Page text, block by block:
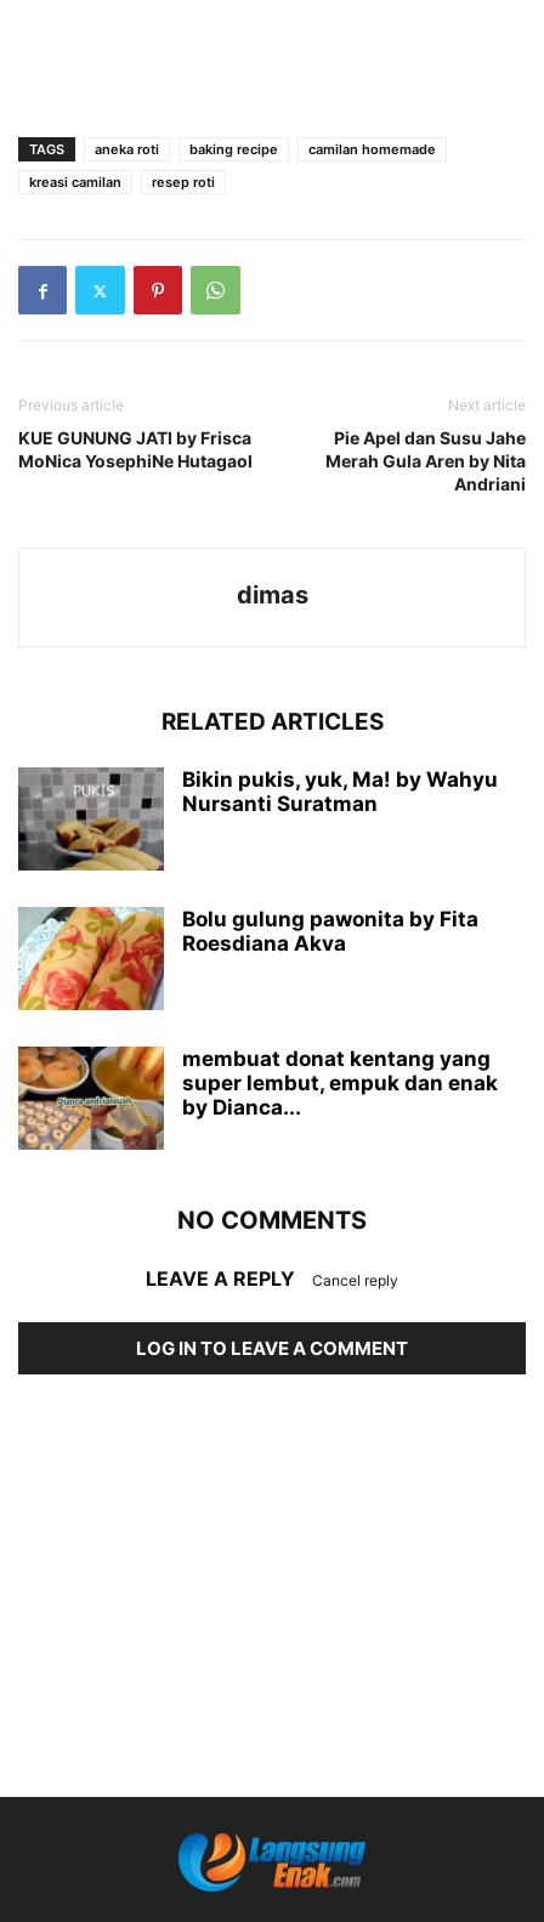
TAGS aneka roti baking recipe
camilan homemade
kreasi camilan
resep roti
Previous article
KUE GUNUNG JATI by Frisca
MoNica YosephiNe Hutagaol
Next article
Pie Apel dan Susu Jahe
Merah Gula Aren by Nita
Andriani
dimas
RELATED ARTICLES
Bikin pukis, yuk, Ma! by Wahyu
Nursanti Suratman
Bolu gulung pawonita by Fita
Roesdiana Akva
membuat donat kentang yang
super lembut, empuk dan enak
by Dianca...
NO COMMENTS
LEAVE A REPLY Cancel reply
LOG IN TO LEAVE A COMMENT